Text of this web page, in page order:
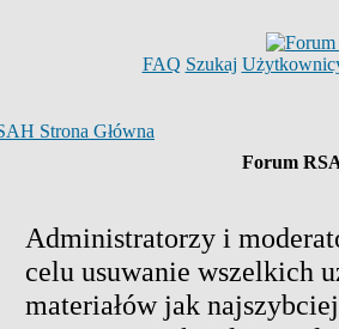
FAQ Szukaj
Strona Główna
Forum
Administratorzy i
celu usuwanie wszelkich
materiałów jak